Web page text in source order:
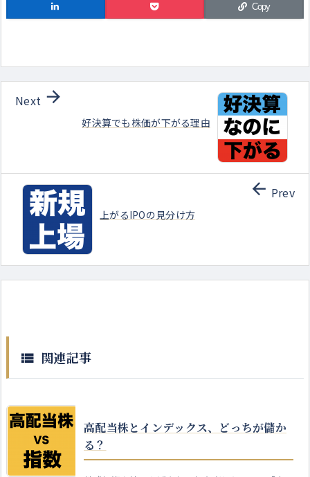
Copy
好決算でも株価が下がる理由

Next
上がるIPOの見分け方
 Prev
 関連記事
高配当株とインデックス、どっちが儲か
る？